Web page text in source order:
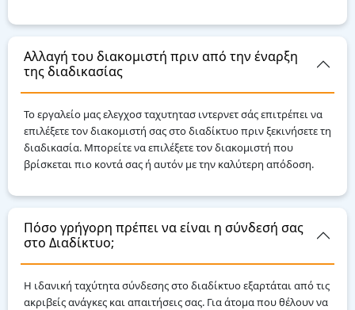
Αλλαγή του διακομιστή πριν από την έναρξη
της διαδικασίας
Το εργαλείο μας ελεγχοσ ταχυτητασ ιντερνετ σάς επιτρέπει να
επιλέξετε τον διακομιστή σας στο διαδίκτυο πριν ξεκινήσετε τη
διαδικασία. Μπορείτε να επιλέξετε τον διακομιστή που
βρίσκεται πιο κοντά σας ή αυτόν με την καλύτερη απόδοση.
Πόσο γρήγορη πρέπει να είναι η σύνδεσή σας
στο Διαδίκτυο;
Η ιδανική ταχύτητα σύνδεσης στο διαδίκτυο εξαρτάται από τις
ακριβείς ανάγκες και απαιτήσεις σας. Για άτομα που θέλουν να